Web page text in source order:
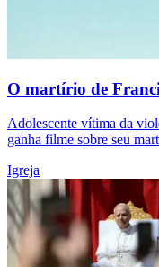
O martírio de
Adolescente vítima da
ganha filme sobre seu
Igreja